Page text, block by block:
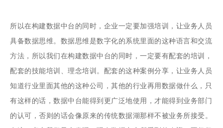
所以在构建数据中台的同时，企业一定要加强培训，让业务人员
具备数据思维。数据思维是数字化的系统里面的这种语言和交流
方法，所以我们在构建数据中台的同时，一定要有配套的培训，
配套的技能培训、理念培训。配套的这种案例分享，让业务人员
知道行业里面其他的这种公司，其他的行业再用数据做什么，只
有这样的话，数据中台能得到更广泛地使用，才能得到业务部门
的认可，否则的话会像原来的传统数据湖那样不被业务所接受。